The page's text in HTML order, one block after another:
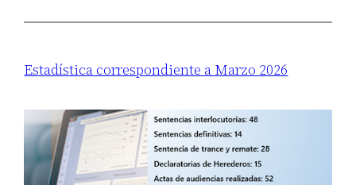
Estadística correspondiente a Marzo 2026